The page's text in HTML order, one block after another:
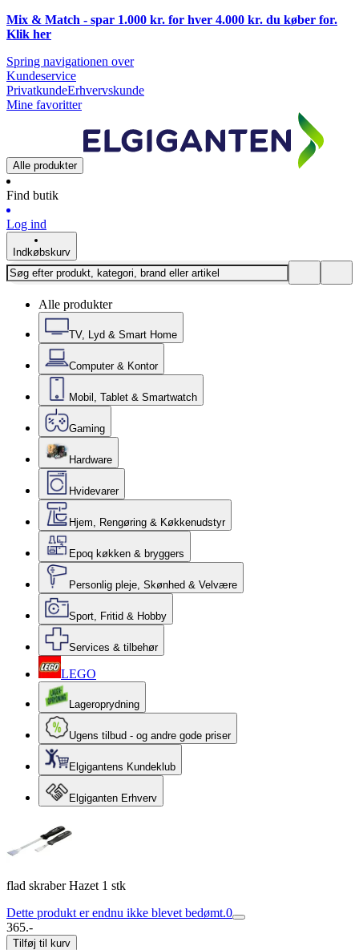
Mix & Match - spar 1.000 kr. for hver 4.000 kr. du køber for.
Klik her
Spring navigationen over
Kundeservice
PrivatkundeErhvervskunde
Mine favoritter
Alle produkter
Find butik
Log ind
Indkøbskurv
Alle produkter
TV, Lyd & Smart Home
Computer & Kontor
Mobil, Tablet & Smartwatch
Gaming
Hardware
Hvidevarer
Hjem, Rengøring & Køkkenudstyr
Epoq køkken & bryggers
Personlig pleje, Skønhed & Velvære
Sport, Fritid & Hobby
Services & tilbehør
LEGO
Lageroprydning
Ugens tilbud - og andre gode priser
Elgigantens Kundeklub
Elgiganten Erhverv
flad skraber Hazet 1 stk
Dette produkt er endnu ikke blevet bedømt.0
365.-
Tilføj til kurv